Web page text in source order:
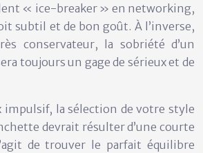
« ice-breaker » en networking,
subtil et de bon goût. À l’inverse,
conservateur, la sobriété d’un
toujours un gage de sérieux et de
impulsif, la sélection de votre style
devrait résulter d’une courte
de trouver le parfait équilibre